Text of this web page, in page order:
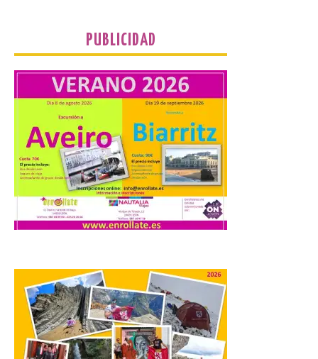
distribuye folletos con la
programación del evento
del eclipse solar que
organiza con la ESA y el
Ayuntamiento
7 Ago 2026
Los materiales ya pueden
recogerse gratuitamente
en la Oficina de
práctica con recomendaciones
elaboradas por especialistas para
observar el eclipse con seguridad León, 7
de agosto de 2026. La programación […]
PUBLICIDAD